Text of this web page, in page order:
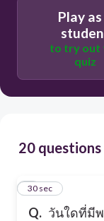
Play as
to try out
quiz
20 questions
Q. วันใดที่มี
1
30 sec